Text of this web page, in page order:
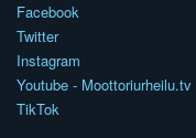
Facebook
Twitter
Instagram
Youtube - Moottoriurheilu.tv
TikTok